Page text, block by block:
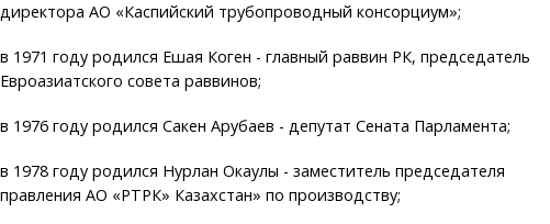
директора АО «Каспийский трубопроводный консорциум»;
в 1971 году родился Ешая Коген - главный раввин РК, председатель
Евроазиатского совета раввинов;
в 1976 году родился Сакен Арубаев - депутат Сената Парламента;
в 1978 году родился Нурлан Окаулы - заместитель председателя
правления АО «РТРК» Казахстан» по производству;